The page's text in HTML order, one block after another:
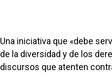
Una iniciativa que «debe
de la diversidad y de los
discursos que atenten